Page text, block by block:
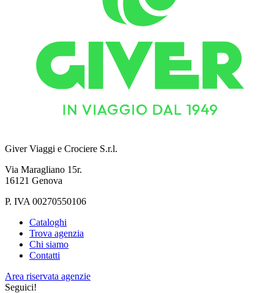
Giver Viaggi e Crociere S.r.l.
Via Maragliano 15r.
16121 Genova
P. IVA 00270550106
Cataloghi
Trova agenzia
Chi siamo
Contatti
Area riservata agenzie
Seguici!